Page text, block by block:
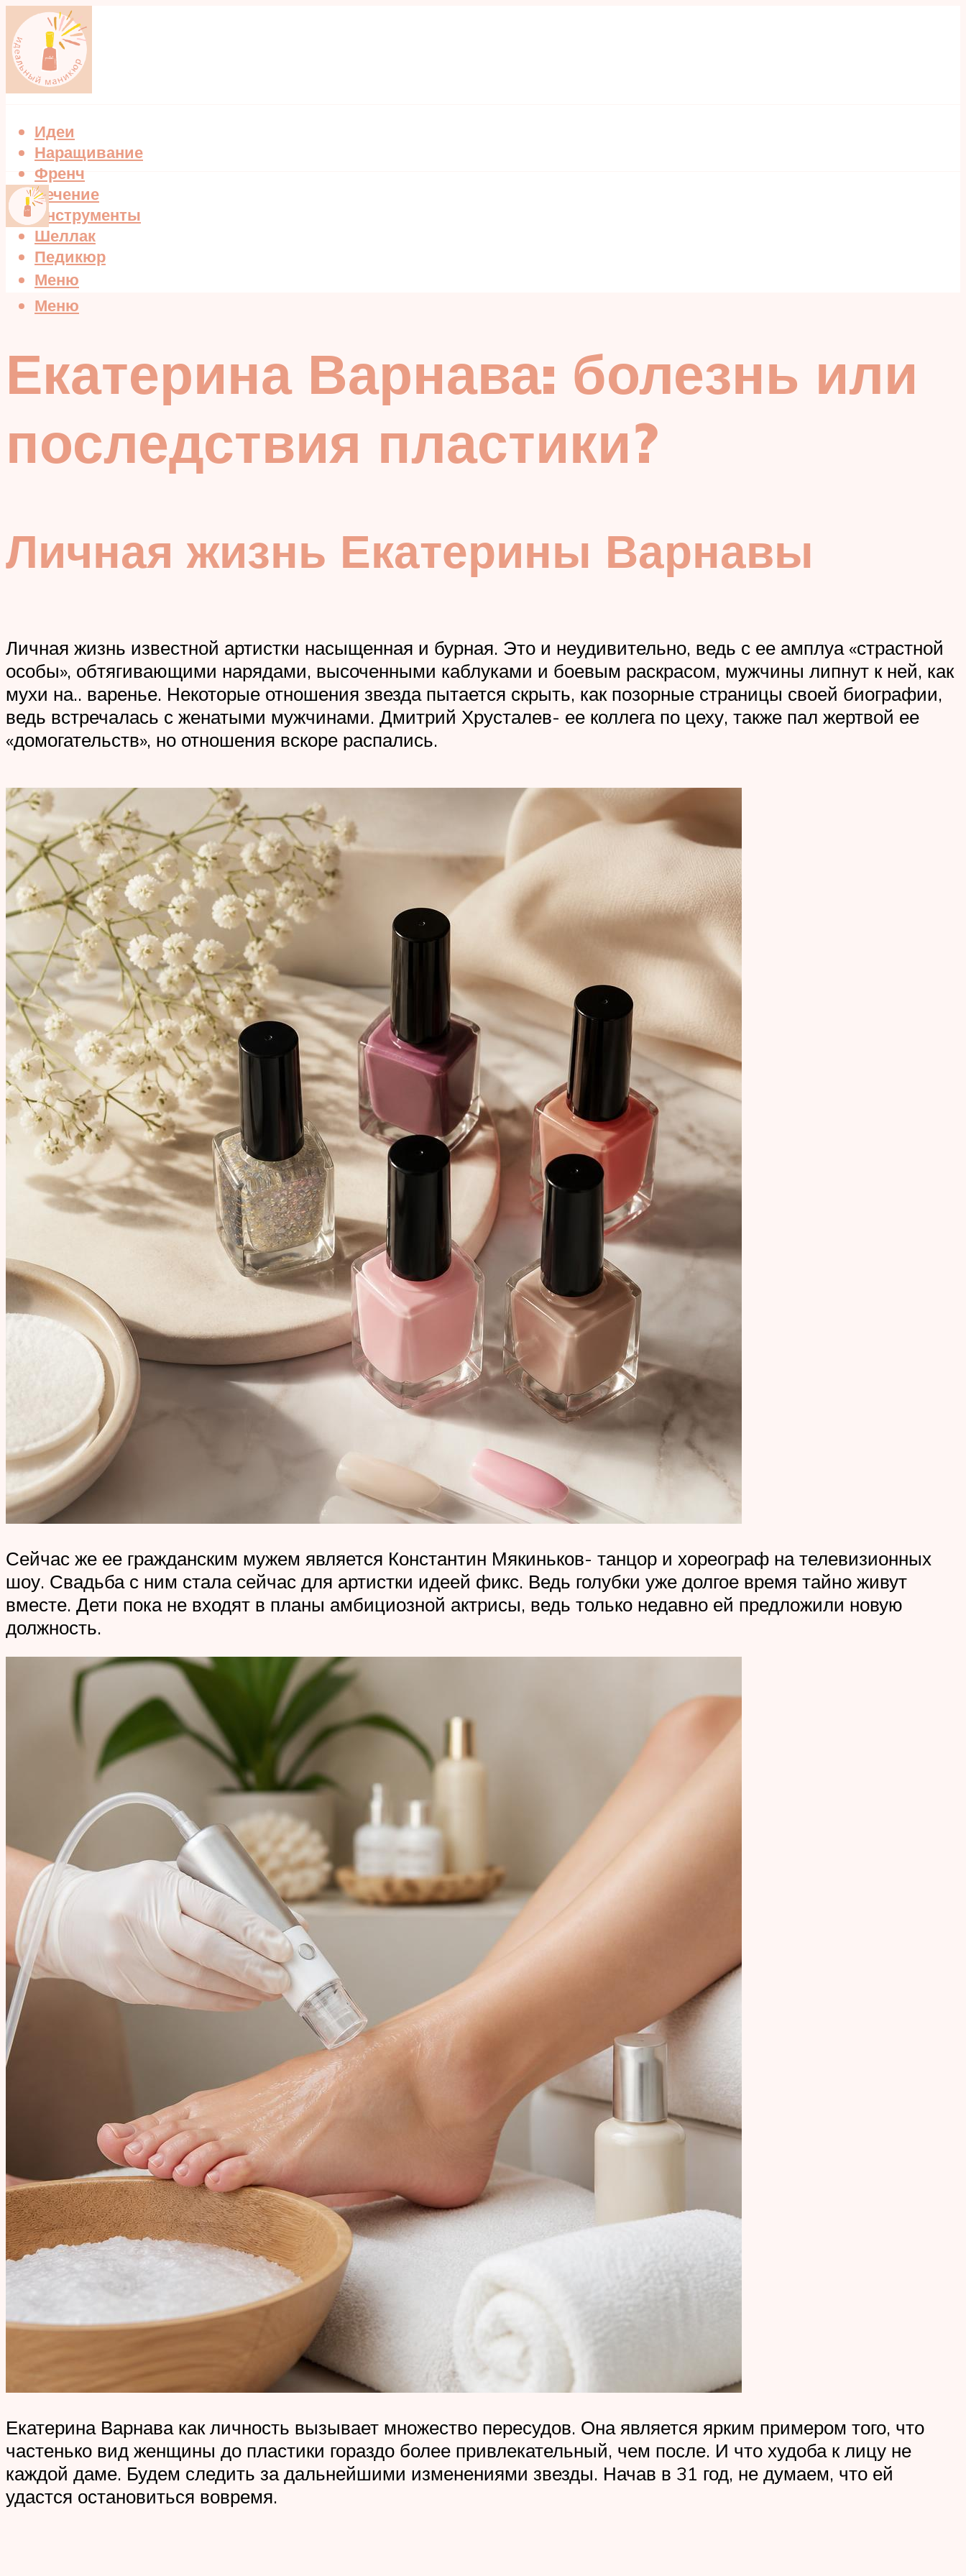
Идеи
Наращивание
Френч
Лечение
Инструменты
Шеллак
Педикюр
Меню
Меню
Екатерина Варнава: болезнь или
последствия пластики?
Личная жизнь Екатерины Варнавы
Личная жизнь известной артистки насыщенная и бурная. Это и неудивительно, ведь с ее амплуа «страстной
особы», обтягивающими нарядами, высоченными каблуками и боевым раскрасом, мужчины липнут к ней, как
мухи на.. варенье. Некоторые отношения звезда пытается скрыть, как позорные страницы своей биографии,
ведь встречалась с женатыми мужчинами. Дмитрий Хрусталев- ее коллега по цеху, также пал жертвой ее
«домогательств», но отношения вскоре распались.
Сейчас же ее гражданским мужем является Константин Мякиньков- танцор и хореограф на телевизионных
шоу. Свадьба с ним стала сейчас для артистки идеей фикс. Ведь голубки уже долгое время тайно живут
вместе. Дети пока не входят в планы амбициозной актрисы, ведь только недавно ей предложили новую
должность.
Екатерина Варнава как личность вызывает множество пересудов. Она является ярким примером того, что
частенько вид женщины до пластики гораздо более привлекательный, чем после. И что худоба к лицу не
каждой даме. Будем следить за дальнейшими изменениями звезды. Начав в 31 год, не думаем, что ей
удастся остановиться вовремя.